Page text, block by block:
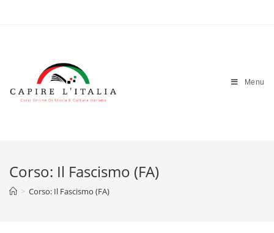
Menu
Corso: Il Fascismo (FA)
> Corso: Il Fascismo (FA)